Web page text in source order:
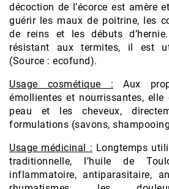
décoction de l’écorce est amère
guérir les maux de poitrine, les
de reins et les débuts
résistant aux termites, il est
(Source : ecofund).
Usage cosmétique : Aux
émollientes et nourrissantes,
peau et les cheveux,
formulations (savons,
Usage médicinal : Longtemps
traditionnelle, l’huile de
inflammatoire, antiparasitaire,